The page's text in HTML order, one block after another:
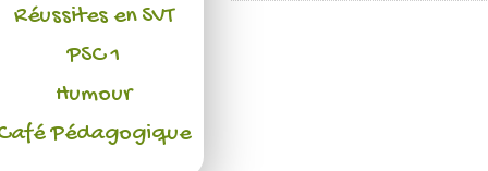
Réussites en SVT
PSC 1
Humour
Pédagogique